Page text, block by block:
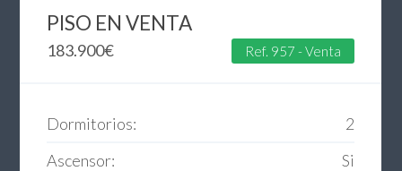
PISO EN VENTA
183.900€ Ref. 957 - Venta
Dormitorios:
2
Ascensor:
Si